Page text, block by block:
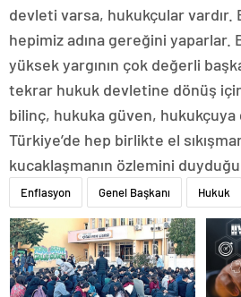
devleti varsa, hukukçular vardır.
hepimiz adına gereğini yaparlar.
yüksek yargının çok değerli
tekrar hukuk devletine dönüş
bilinç, hukuka güven, hukukçuya
Türkiye’de hep birlikte el
kucaklaşmanın özlemini
Enflasyon Genel Başkanı Hukuk